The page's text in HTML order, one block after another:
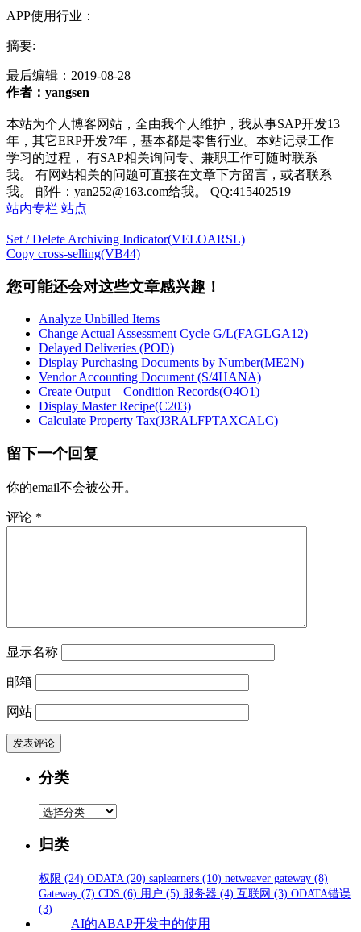
APP使用行业：
摘要:
最后编辑： 2019-08-28
作者：yangsen
本站为个人博客网站，全由我个人维护，我从事SAP开发13
年，其它ERP开发7年，基本都是零售行业。本站记录工作
学习的过程， 有SAP相关询问专、兼职工作可随时联系
我。 有网站相关的问题可直接在文章下方留言，或者联系
我。 邮件：yan252@163.com给我。 QQ:415402519
站内专栏 站点
Set / Delete Archiving Indicator(VELOARSL)
Copy cross-selling(VB44)
您可能还会对这些文章感兴趣！
Analyze Unbilled Items
Change Actual Assessment Cycle G/L(FAGLGA12)
Delayed Deliveries (POD)
Display Purchasing Documents by Number(ME2N)
Vendor Accounting Document (S/4HANA)
Create Output – Condition Records(O4O1)
Display Master Recipe(C203)
Calculate Property Tax(J3RALFPTAXCALC)
留下一个回复
你的email不会被公开。
评论 *
显示名称
邮箱
网站
分类
分
归类
权限 (24) ODATA (20) saplearners (10) netweaver gateway (8)
Gateway (7) CDS (6) 用户 (5) 服务器 (4) 互联网 (3) ODATA错误
(3)
AI的ABAP开发中的使用